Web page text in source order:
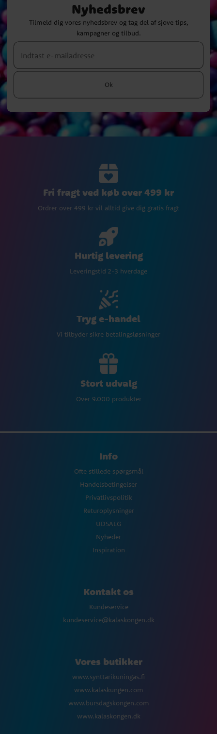
Nyhedsbrev
Tilmeld dig vores nyhedsbrev og tag del af sjove tips,
kampagner og tilbud.
Ok
Fri fragt ved køb over 499 kr
Ordrer over 499 kr vil alltid give dig gratis fragt
Hurtig levering
Leveringstid 2-3 hverdage
Tryg e-handel
Vi tilbyder sikre betalingsløsninger
Stort udvalg
Over 9.000 produkter
Info
Ofte stillede spørgsmål
Handelsbetingelser
Privatlivspolitik
Returoplysninger
UDSALG
Nyheder
Inspiration
Kontakt os
Kundeservice
kundeservice@kalaskongen.dk
Vores butikker
www.synttarikuningas.fi
www.kalaskungen.com
www.bursdagskongen.com
www.kalaskongen.dk